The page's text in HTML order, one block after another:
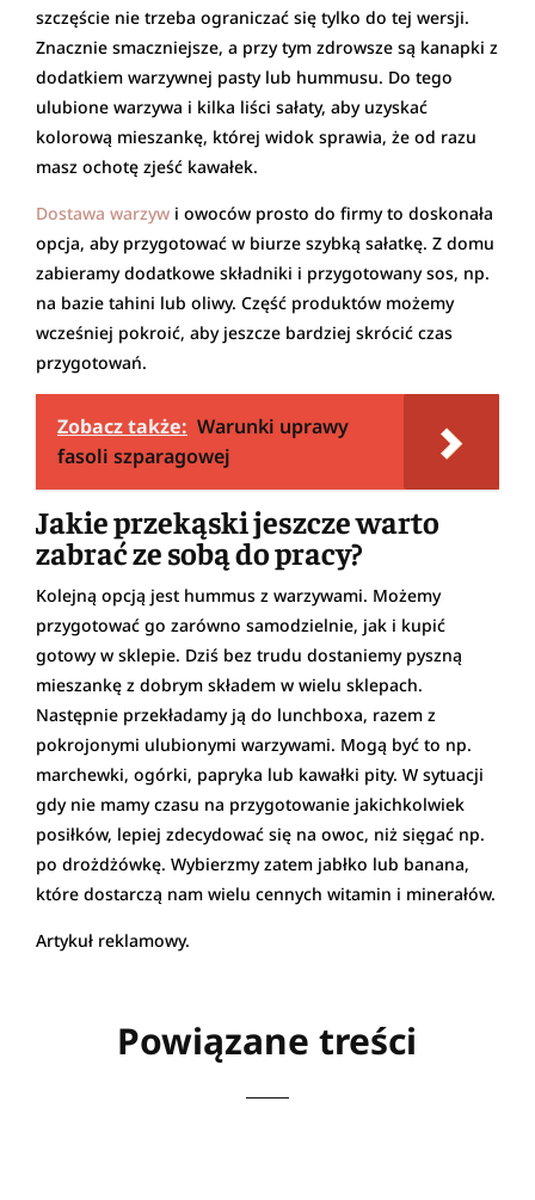
szczęście nie trzeba ograniczać się tylko do tej wersji.
Znacznie smaczniejsze, a przy tym zdrowsze są kanapki z
dodatkiem warzywnej pasty lub hummusu. Do tego
ulubione warzywa i kilka liści sałaty, aby uzyskać
kolorową mieszankę, której widok sprawia, że od razu
masz ochotę zjeść kawałek.
Dostawa warzyw i owoców prosto do firmy to doskonała
opcja, aby przygotować w biurze szybką sałatkę. Z domu
zabieramy dodatkowe składniki i przygotowany sos, np.
na bazie tahini lub oliwy. Część produktów możemy
wcześniej pokroić, aby jeszcze bardziej skrócić czas
przygotowań.
Zobacz także: Warunki uprawy
fasoli szparagowej
Jakie przekąski jeszcze warto
zabrać ze sobą do pracy?
Kolejną opcją jest hummus z warzywami. Możemy
przygotować go zarówno samodzielnie, jak i kupić
gotowy w sklepie. Dziś bez trudu dostaniemy pyszną
mieszankę z dobrym składem w wielu sklepach.
Następnie przekładamy ją do lunchboxa, razem z
pokrojonymi ulubionymi warzywami. Mogą być to np.
marchewki, ogórki, papryka lub kawałki pity. W sytuacji
gdy nie mamy czasu na przygotowanie jakichkolwiek
posiłków, lepiej zdecydować się na owoc, niż sięgać np.
po drożdżówkę. Wybierzmy zatem jabłko lub banana,
które dostarczą nam wielu cennych witamin i minerałów.
Artykuł reklamowy.
Powiązane treści